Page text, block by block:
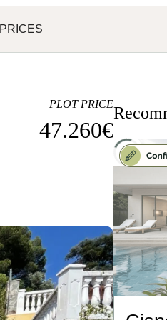
PRICES
PLOT PRICE
47.260€